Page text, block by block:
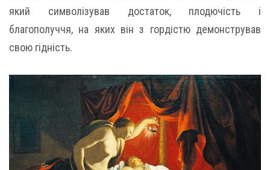
який символізував достаток, плодючість і
благополуччя, на яких він з гордістю демонстрував
свою гідність.